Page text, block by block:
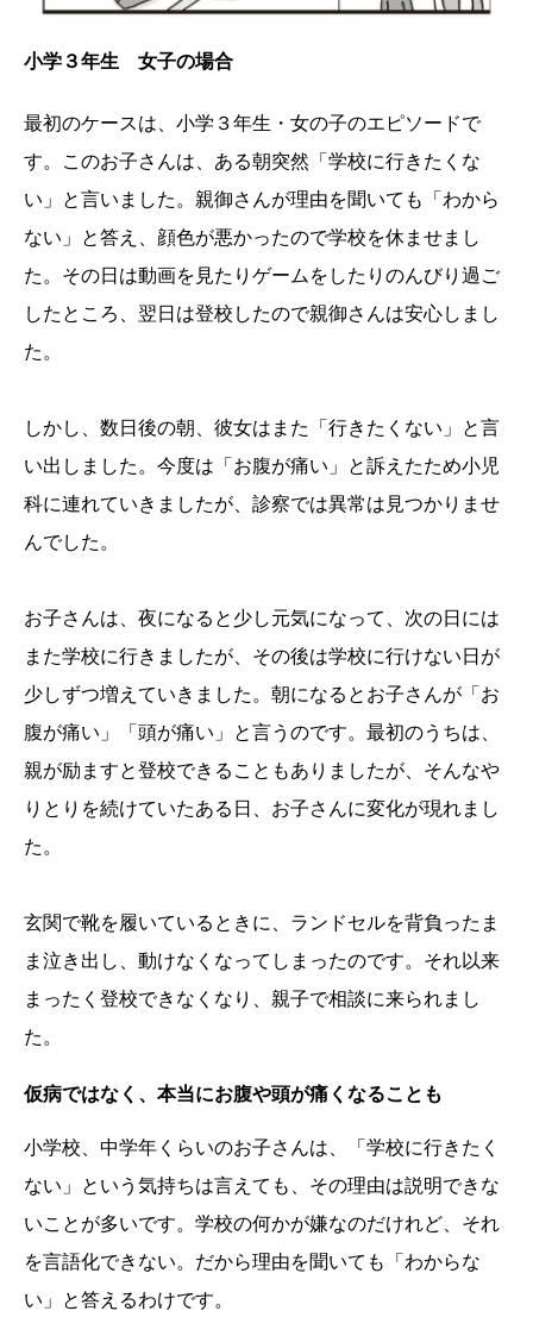
小学３年生 女子の場合
最初のケースは、小学３年生・女の子のエピソードで
す。このお子さんは、ある朝突然「学校に行きたくな
い」と言いました。親御さんが理由を聞いても「わから
ない」と答え、顔色が悪かったので学校を休ませまし
た。その日は動画を見たりゲームをしたりのんびり過ご
したところ、翌日は登校したので親御さんは安心しまし
た。
しかし、数日後の朝、彼女はまた「行きたくない」と言
い出しました。今度は「お腹が痛い」と訴えたため小児
科に連れていきましたが、診察では異常は見つかりませ
んでした。
お子さんは、夜になると少し元気になって、次の日には
また学校に行きましたが、その後は学校に行けない日が
少しずつ増えていきました。朝になるとお子さんが「お
腹が痛い」「頭が痛い」と言うのです。最初のうちは、
親が励ますと登校できることもありましたが、そんなや
りとりを続けていたある日、お子さんに変化が現れまし
た。
玄関で靴を履いているときに、ランドセルを背負ったま
ま泣き出し、動けなくなってしまったのです。それ以来
まったく登校できなくなり、親子で相談に来られまし
た。
仮病ではなく、本当にお腹や頭が痛くなることも
小学校、中学年くらいのお子さんは、「学校に行きたく
ない」という気持ちは言えても、その理由は説明できな
いことが多いです。学校の何かが嫌なのだけれど、それ
を言語化できない。だから理由を聞いても「わからな
い」と答えるわけです。